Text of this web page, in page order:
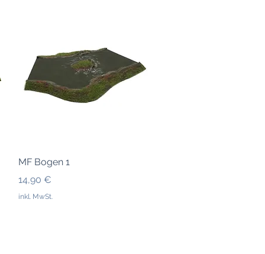
Schnellansicht
MF Bogen 1
Preis
14,90 €
inkl. MwSt.